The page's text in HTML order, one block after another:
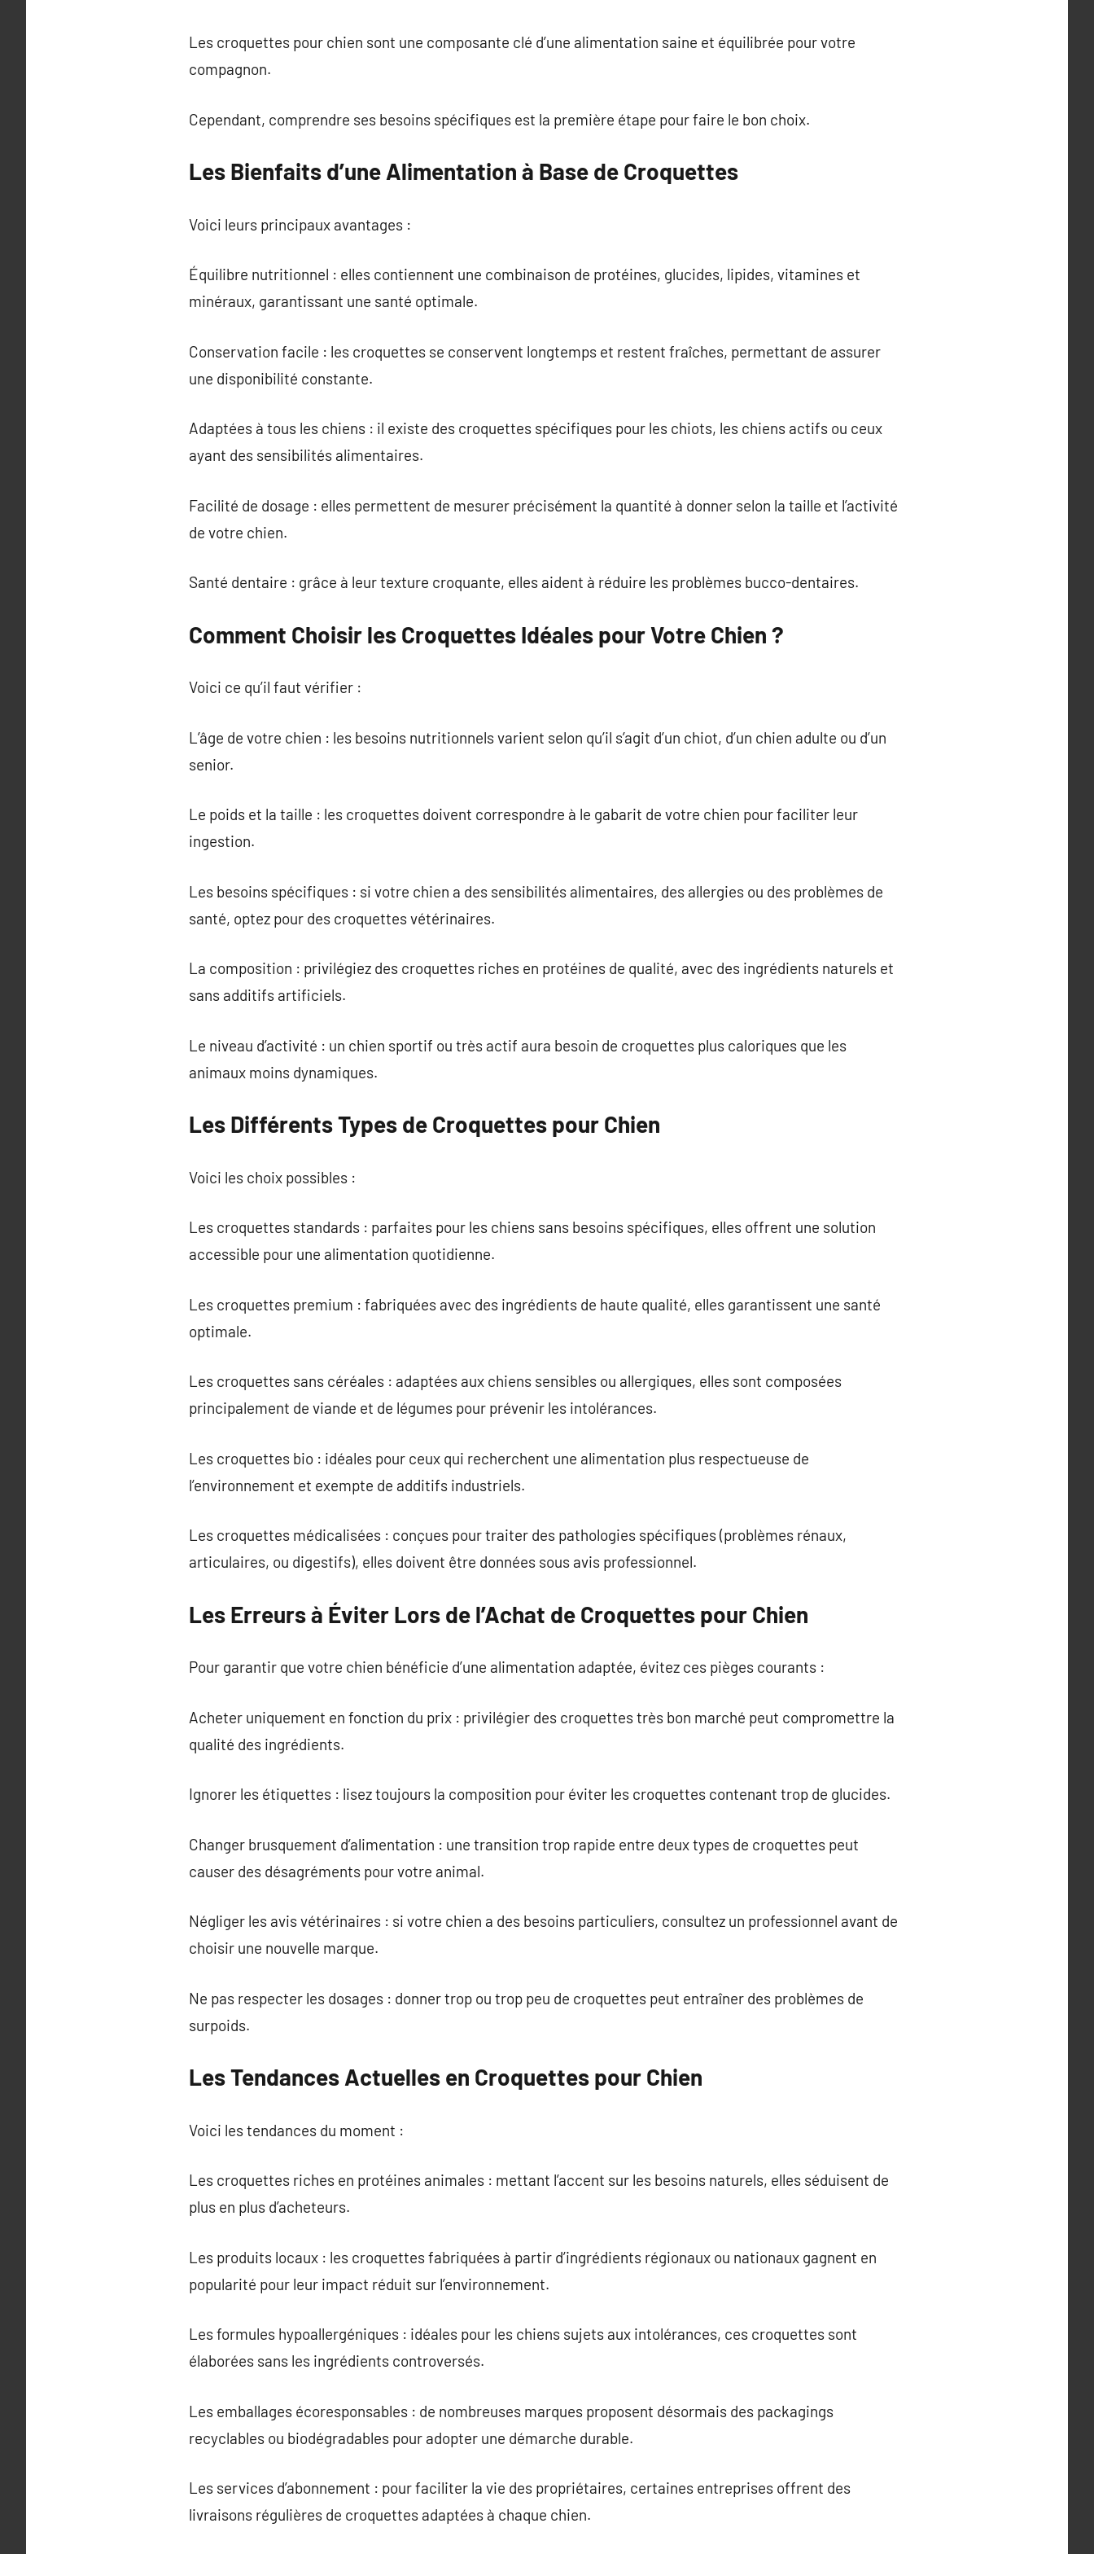
Les croquettes pour chien sont une composante clé d’une alimentation saine et équilibrée pour votre
compagnon.
Cependant, comprendre ses besoins spécifiques est la première étape pour faire le bon choix.
Les Bienfaits d’une Alimentation à Base de Croquettes
Voici leurs principaux avantages :
Équilibre nutritionnel : elles contiennent une combinaison de protéines, glucides, lipides, vitamines et
minéraux, garantissant une santé optimale.
Conservation facile : les croquettes se conservent longtemps et restent fraîches, permettant de assurer
une disponibilité constante.
Adaptées à tous les chiens : il existe des croquettes spécifiques pour les chiots, les chiens actifs ou ceux
ayant des sensibilités alimentaires.
Facilité de dosage : elles permettent de mesurer précisément la quantité à donner selon la taille et l’activité
de votre chien.
Santé dentaire : grâce à leur texture croquante, elles aident à réduire les problèmes bucco-dentaires.
Comment Choisir les Croquettes Idéales pour Votre Chien ?
Voici ce qu’il faut vérifier :
L’âge de votre chien : les besoins nutritionnels varient selon qu’il s’agit d’un chiot, d’un chien adulte ou d’un
senior.
Le poids et la taille : les croquettes doivent correspondre à le gabarit de votre chien pour faciliter leur
ingestion.
Les besoins spécifiques : si votre chien a des sensibilités alimentaires, des allergies ou des problèmes de
santé, optez pour des croquettes vétérinaires.
La composition : privilégiez des croquettes riches en protéines de qualité, avec des ingrédients naturels et
sans additifs artificiels.
Le niveau d’activité : un chien sportif ou très actif aura besoin de croquettes plus caloriques que les
animaux moins dynamiques.
Les Différents Types de Croquettes pour Chien
Voici les choix possibles :
Les croquettes standards : parfaites pour les chiens sans besoins spécifiques, elles offrent une solution
accessible pour une alimentation quotidienne.
Les croquettes premium : fabriquées avec des ingrédients de haute qualité, elles garantissent une santé
optimale.
Les croquettes sans céréales : adaptées aux chiens sensibles ou allergiques, elles sont composées
principalement de viande et de légumes pour prévenir les intolérances.
Les croquettes bio : idéales pour ceux qui recherchent une alimentation plus respectueuse de
l’environnement et exempte de additifs industriels.
Les croquettes médicalisées : conçues pour traiter des pathologies spécifiques (problèmes rénaux,
articulaires, ou digestifs), elles doivent être données sous avis professionnel.
Les Erreurs à Éviter Lors de l’Achat de Croquettes pour Chien
Pour garantir que votre chien bénéficie d’une alimentation adaptée, évitez ces pièges courants :
Acheter uniquement en fonction du prix : privilégier des croquettes très bon marché peut compromettre la
qualité des ingrédients.
Ignorer les étiquettes : lisez toujours la composition pour éviter les croquettes contenant trop de glucides.
Changer brusquement d’alimentation : une transition trop rapide entre deux types de croquettes peut
causer des désagréments pour votre animal.
Négliger les avis vétérinaires : si votre chien a des besoins particuliers, consultez un professionnel avant de
choisir une nouvelle marque.
Ne pas respecter les dosages : donner trop ou trop peu de croquettes peut entraîner des problèmes de
surpoids.
Les Tendances Actuelles en Croquettes pour Chien
Voici les tendances du moment :
Les croquettes riches en protéines animales : mettant l’accent sur les besoins naturels, elles séduisent de
plus en plus d’acheteurs.
Les produits locaux : les croquettes fabriquées à partir d’ingrédients régionaux ou nationaux gagnent en
popularité pour leur impact réduit sur l’environnement.
Les formules hypoallergéniques : idéales pour les chiens sujets aux intolérances, ces croquettes sont
élaborées sans les ingrédients controversés.
Les emballages écoresponsables : de nombreuses marques proposent désormais des packagings
recyclables ou biodégradables pour adopter une démarche durable.
Les services d’abonnement : pour faciliter la vie des propriétaires, certaines entreprises offrent des
livraisons régulières de croquettes adaptées à chaque chien.